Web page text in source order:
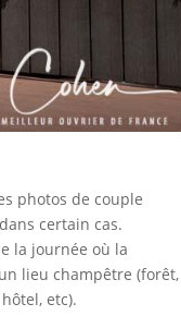
photos de couple
certain cas.
la journée où la
lieu champêtre (forêt,
etc).